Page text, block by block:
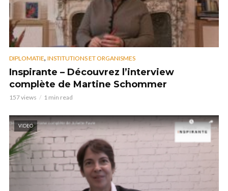
DIPLOMATIE, INSTITUTIONS ET ORGANISMES
Inspirante – Découvrez l’interview
complète de Martine Schommer
157 views 1 min read
VIDEO